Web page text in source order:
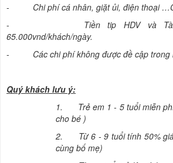
- Chi phí cá nhân, giặt ủi, điện thoại
- Tiền tip HDV và
65.000vnd/khách/ngày.
- Các chi phí không được đề cập trong
Quý khách lưu ý:
1. Trẻ em 1 - 5 tuổi miễn
cho bé )
2. Từ 6 - 9 tuổi tính 50%
cùng bố mẹ)